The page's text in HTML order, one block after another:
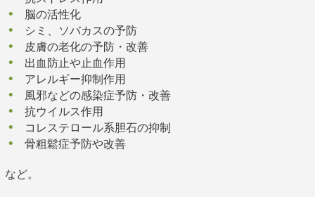
脳の活性化
シミ、ソバカスの予防
皮膚の老化の予防・改善
出血防止や止血作用
アレルギー抑制作用
風邪などの感染症予防・改善
抗ウイルス作用
コレステロール系胆石の抑制
骨粗鬆症予防や改善
など。